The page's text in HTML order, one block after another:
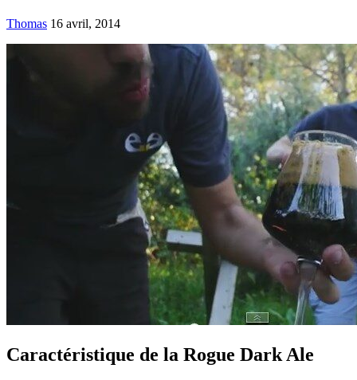
Thomas 16 avril, 2014
Caractéristique de la Rogue Dark Ale